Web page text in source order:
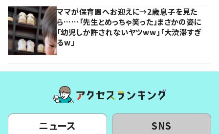
ママが保育園へお迎えに→2歳息子を見た
ら……「先生とめっちゃ笑った」まさかの姿に
「幼児しか許されないヤツww」「大渋滞すぎ
るw」
ニュース SNS